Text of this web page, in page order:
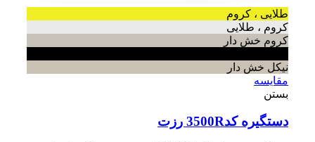
طلایی ، کروم
کروم ، طلایی
کروم خش دار
نیکل خش دار
مقایسه
بستن
دستگیره کد3500R رزت